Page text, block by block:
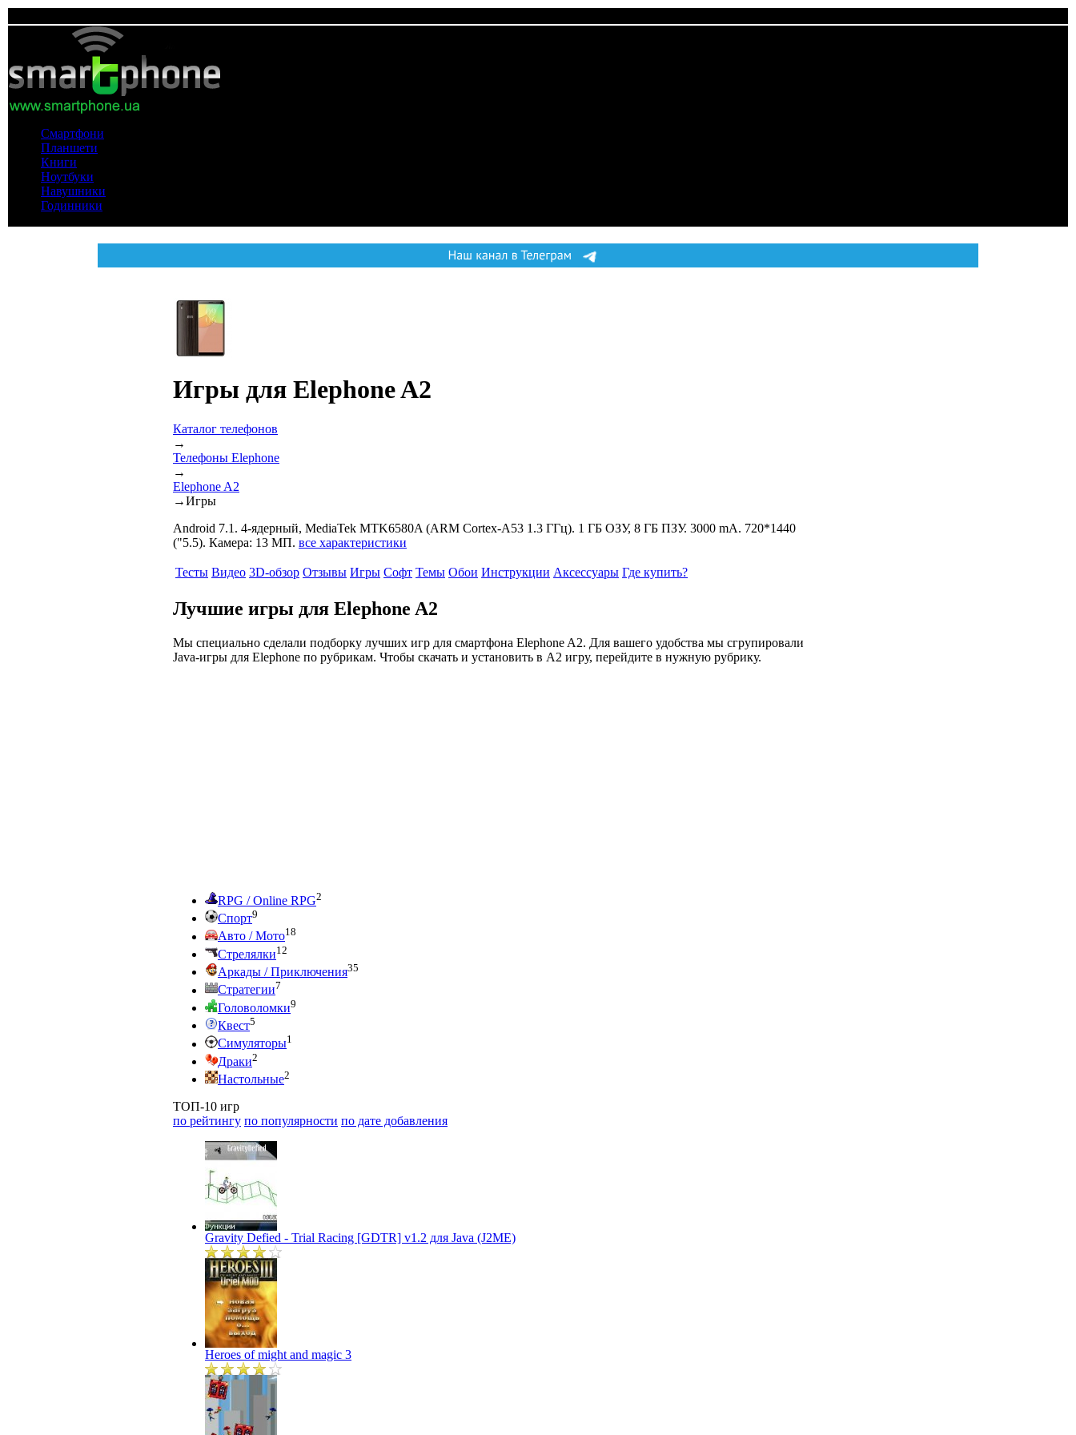
Смартфони
Планшети
Книги
Ноутбуки
Навушники
Годинники
Игры для Elephone A2
Каталог телефонов
→
Телефоны Elephone
→
Elephone A2
→Игры
Android 7.1. 4-ядерный, MediaTek MTK6580A (ARM Cortex-A53 1.3 ГГц). 1 ГБ ОЗУ, 8 ГБ ПЗУ. 3000 mA. 720*1440
("5.5). Камера: 13 МП. все характеристики
Тесты Видео 3D-обзор Отзывы Игры Софт Темы Обои Инструкции Аксессуары Где купить?
Лучшие игры для Elephone A2
Мы специально сделали подборку лучших игр для смартфона Elephone A2. Для вашего удобства мы сгрупировали
Java-игры для Elephone по рубрикам. Чтобы скачать и установить в A2 игру, перейдите в нужную рубрику.
RPG / Online RPG2
Спорт9
Авто / Мото18
Стрелялки12
Аркады / Приключения35
Стратегии7
Головоломки9
Квест5
Симуляторы1
Драки2
Настольные2
ТОП-10 игр
по рейтингу по популярности по дате добавления
Gravity Defied - Trial Racing [GDTR] v1.2 для Java (J2ME)
Heroes of might and magic 3